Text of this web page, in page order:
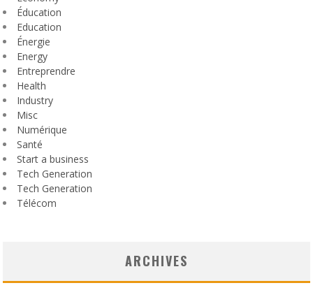
Éducation
Education
Énergie
Energy
Entreprendre
Health
Industry
Misc
Numérique
Santé
Start a business
Tech Generation
Tech Generation
Télécom
ARCHIVES